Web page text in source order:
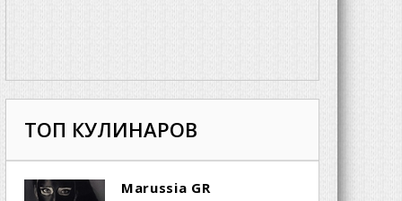
ТОП КУЛИНАРОВ
Marussia GR